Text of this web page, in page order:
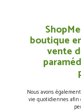
boutique
vente
Nous avons
vie quotidiennes afin